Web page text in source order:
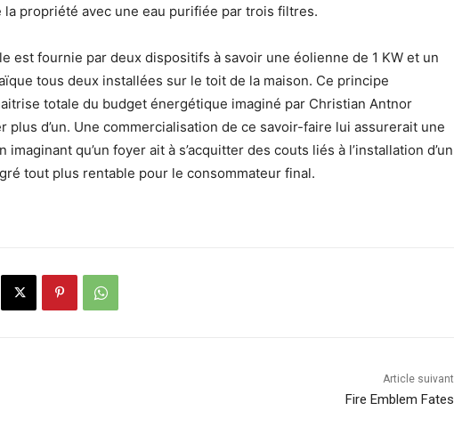
la propriété avec une eau purifiée par trois filtres.
est fournie par deux dispositifs à savoir une éolienne de 1 KW et un
tous deux installées sur le toit de la maison. Ce principe
totale du budget énergétique imaginé par Christian Antnor
plus d’un. Une commercialisation de ce savoir-faire lui assurerait une
qu’un foyer ait à s’acquitter des couts liés à l’installation d’un
tout plus rentable pour le consommateur final.
Article suivant
Fire Emblem Fates